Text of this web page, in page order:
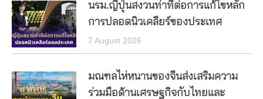
นรม.ญี่ปุ่นสงวนท่าทีต่อการแก้ไขหลัก
การปลอดนิวเคลียร์ของประเทศ
7 August 2026
มณฑลไห่หนานของจีนส่งเสริมความ
ร่วมมือด้านเศรษฐกิจกับไทยและ